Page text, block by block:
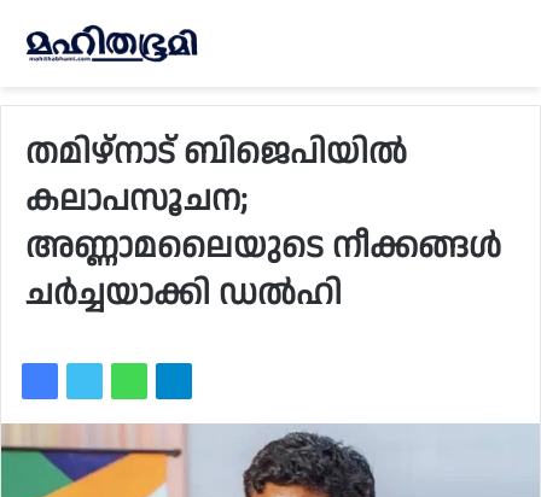
തമിഴ്നാട് ബിജെപിയിൽ
കലാപസൂചന;
അണ്ണാമലൈയുടെ നീക്കങ്ങൾ
ചർച്ചയാക്കി ഡൽഹി